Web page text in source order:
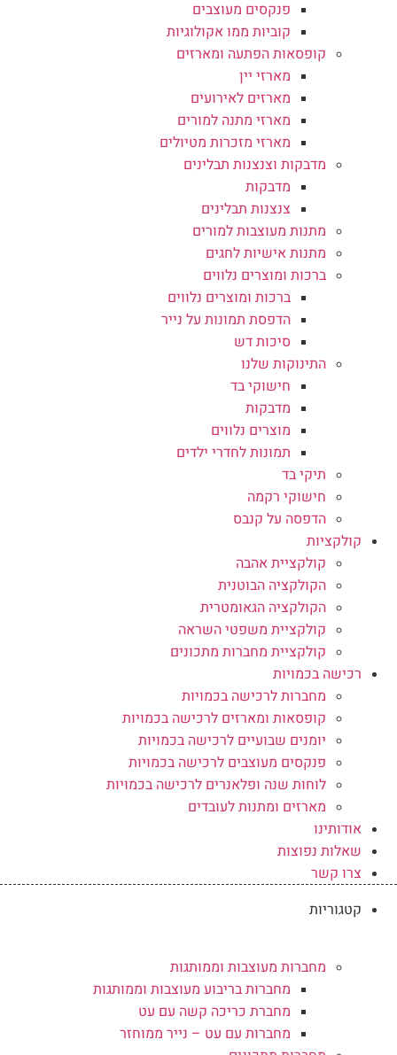
פנקסים מעוצבים
קוביות ממו אקולוגיות
קופסאות הפתעה ומארזים
מארזי יין
מארזים לאירועים
מארזי מתנה למורים
מארזי מזכרות מטיולים
מדבקות וצנצנות תבלינים
מדבקות
צנצנות תבלינים
מתנות מעוצבות למורים
מתנות אישיות לחגים
ברכות ומוצרים נלווים
ברכות ומוצרים נלווים
הדפסת תמונות על נייר
סיכות דש
התינוקות שלנו
חישוקי בד
מדבקות
מוצרים נלווים
תמונות לחדרי ילדים
תיקי בד
חישוקי רקמה
הדפסה על קנבס
קולקציות
קולקציית אהבה
הקולקציה הבוטנית
הקולקציה הגאומטרית
קולקציית משפטי השראה
קולקציית מחברות מתכונים
רכישה בכמויות
מחברות לרכישה בכמויות
קופסאות ומארזים לרכישה בכמויות
יומנים שבועיים לרכישה בכמויות
פנקסים מעוצבים לרכישה בכמויות
לוחות שנה ופלאנרים לרכישה בכמויות
מארזים ומתנות לעובדים
אודותינו
שאלות נפוצות
צרו קשר
קטגוריות
מחברות מעוצבות וממותגות
מחברות בריבוע מעוצבות וממותגות
מחברת כריכה קשה עם עט
מחברות עם עט – נייר ממוחזר